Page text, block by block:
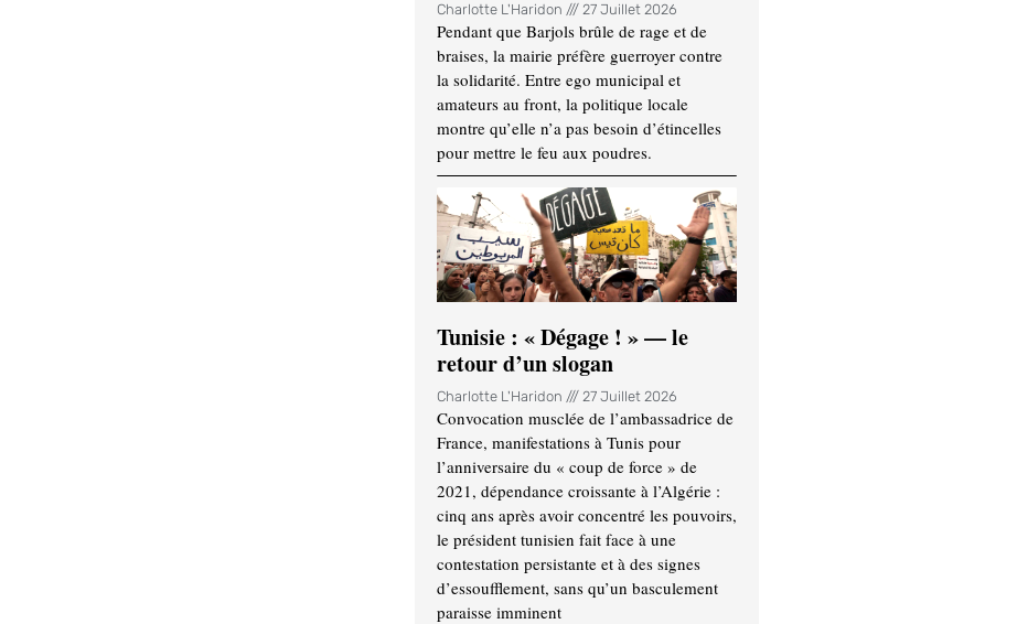
Charlotte L'Haridon 27 Juillet 2026
Pendant que Barjols brûle de rage et de
braises, la mairie préfère guerroyer contre
la solidarité. Entre ego municipal et
amateurs au front, la politique locale
montre qu’elle n’a pas besoin d’étincelles
pour mettre le feu aux poudres.
Tunisie : « Dégage ! » — le
retour d’un slogan
Charlotte L'Haridon 27 Juillet 2026
Convocation musclée de l’ambassadrice de
France, manifestations à Tunis pour
l’anniversaire du « coup de force » de
2021, dépendance croissante à l’Algérie :
cinq ans après avoir concentré les pouvoirs,
le président tunisien fait face à une
contestation persistante et à des signes
d’essoufflement, sans qu’un basculement
paraisse imminent